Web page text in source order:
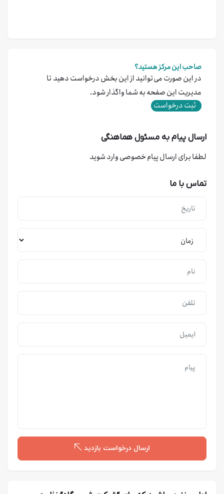
صاحب این مرکز هستید؟
در این صورت می‌توانید از این بخش درخواست دهید تا
مدیریت این صفحه به شما واگذار شود.
ثبت درخواست
ارسال پیام به مسئول هماهنگی
لطفا برای ارسال پیام خصوصی وارد شوید
تماس با ما
ارسال درخواست بازدید